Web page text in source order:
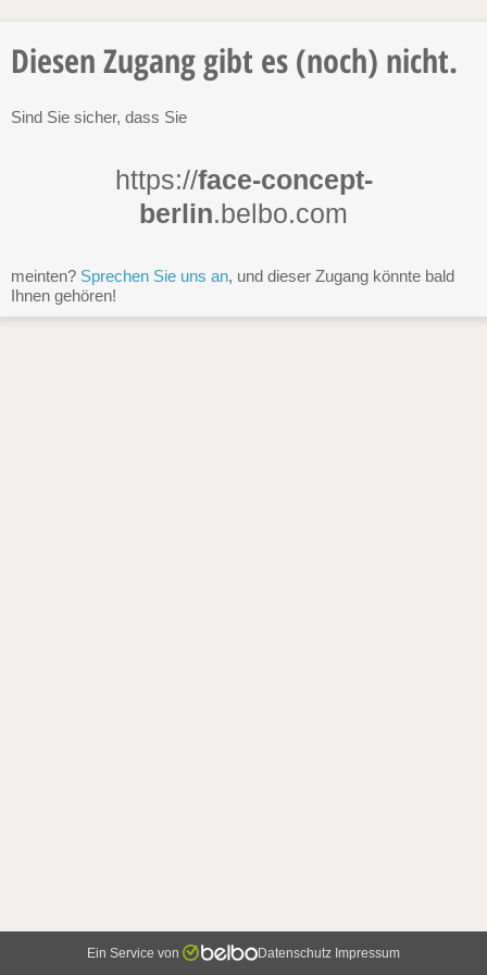
Diesen Zugang gibt es (noch) nicht.
Sind Sie sicher, dass Sie
https://face-concept-
berlin.belbo.com
meinten? Sprechen Sie uns an, und dieser Zugang könnte bald
Ihnen gehören!
Ein Service von Datenschutz Impressum